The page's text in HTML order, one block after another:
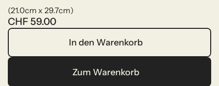
(21.0cm x 29.7cm)
CHF 59.00
In den Warenkorb
In den Warenkorb
Zum Warenkorb